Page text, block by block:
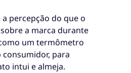
percepção do que o
a marca durante
um termômetro
para
intui e almeja.